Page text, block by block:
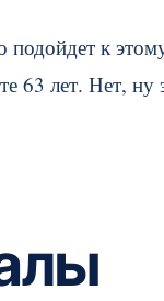
подойдет к
63 лет. Нет,